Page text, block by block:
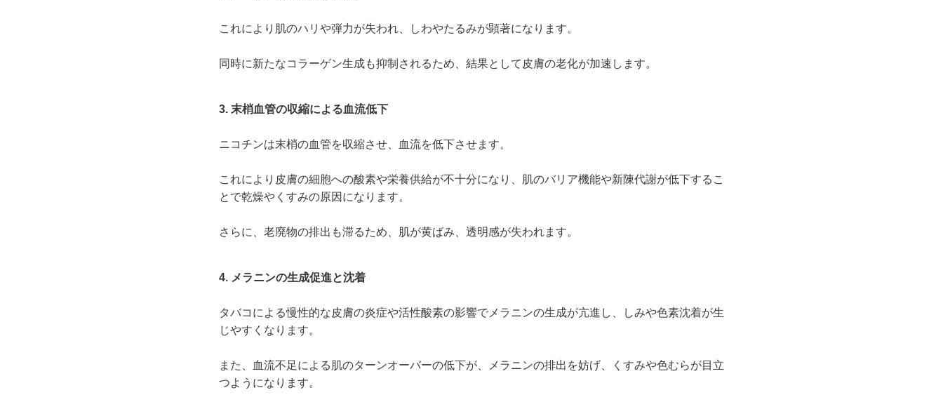
これにより肌のハリや弾力が失われ、しわやたるみが顕著になります。
同時に新たなコラーゲン生成も抑制されるため、結果として皮膚の老化が加速します。
3. 末梢血管の収縮による血流低下
ニコチンは末梢の血管を収縮させ、血流を低下させます。
これにより皮膚の細胞への酸素や栄養供給が不十分になり、肌のバリア機能や新陳代謝が低下するこ
とで乾燥やくすみの原因になります。
さらに、老廃物の排出も滞るため、肌が黄ばみ、透明感が失われます。
4. メラニンの生成促進と沈着
タバコによる慢性的な皮膚の炎症や活性酸素の影響でメラニンの生成が亢進し、しみや色素沈着が生
じやすくなります。
また、血流不足による肌のターンオーバーの低下が、メラニンの排出を妨げ、くすみや色むらが目立
つようになります。